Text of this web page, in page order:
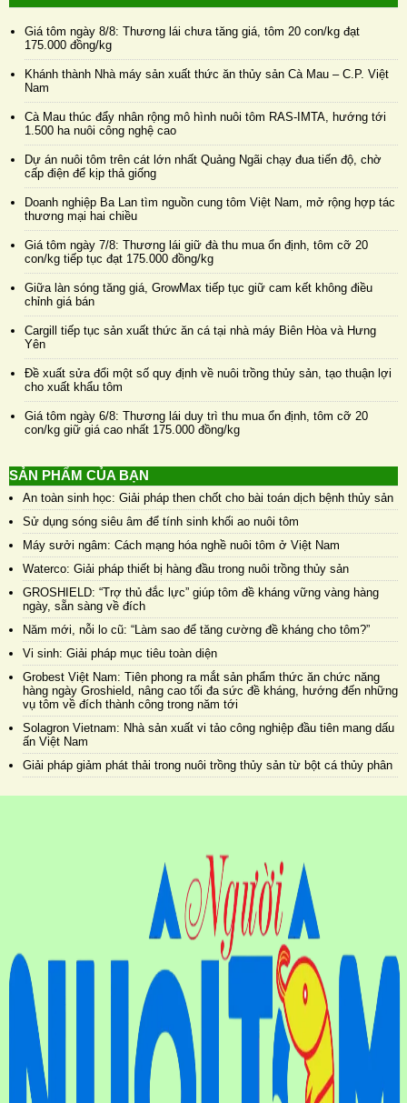
Giá tôm ngày 8/8: Thương lái chưa tăng giá, tôm 20 con/kg đạt
175.000 đồng/kg
Khánh thành Nhà máy sản xuất thức ăn thủy sản Cà Mau – C.P. Việt
Nam
Cà Mau thúc đẩy nhân rộng mô hình nuôi tôm RAS-IMTA, hướng tới
1.500 ha nuôi công nghệ cao
Dự án nuôi tôm trên cát lớn nhất Quảng Ngãi chạy đua tiến độ, chờ
cấp điện để kịp thả giống
Doanh nghiệp Ba Lan tìm nguồn cung tôm Việt Nam, mở rộng hợp tác
thương mại hai chiều
Giá tôm ngày 7/8: Thương lái giữ đà thu mua ổn định, tôm cỡ 20
con/kg tiếp tục đạt 175.000 đồng/kg
Giữa làn sóng tăng giá, GrowMax tiếp tục giữ cam kết không điều
chỉnh giá bán
Cargill tiếp tục sản xuất thức ăn cá tại nhà máy Biên Hòa và Hưng
Yên
Đề xuất sửa đổi một số quy định về nuôi trồng thủy sản, tạo thuận lợi
cho xuất khẩu tôm
Giá tôm ngày 6/8: Thương lái duy trì thu mua ổn định, tôm cỡ 20
con/kg giữ giá cao nhất 175.000 đồng/kg
SẢN PHẨM CỦA BẠN
An toàn sinh học: Giải pháp then chốt cho bài toán dịch bệnh thủy sản
Sử dụng sóng siêu âm để tính sinh khối ao nuôi tôm
Máy sưởi ngâm: Cách mạng hóa nghề nuôi tôm ở Việt Nam
Waterco: Giải pháp thiết bị hàng đầu trong nuôi trồng thủy sản
GROSHIELD: “Trợ thủ đắc lực” giúp tôm đề kháng vững vàng hàng
ngày, sẵn sàng về đích
Năm mới, nỗi lo cũ: “Làm sao để tăng cường đề kháng cho tôm?”
Vi sinh: Giải pháp mục tiêu toàn diện
Grobest Việt Nam: Tiên phong ra mắt sản phẩm thức ăn chức năng
hàng ngày Groshield, nâng cao tối đa sức đề kháng, hướng đến những
vụ tôm về đích thành công trong năm tới
Solagron Vietnam: Nhà sản xuất vi tảo công nghiệp đầu tiên mang dấu
ấn Việt Nam
Giải pháp giảm phát thải trong nuôi trồng thủy sản từ bột cá thủy phân